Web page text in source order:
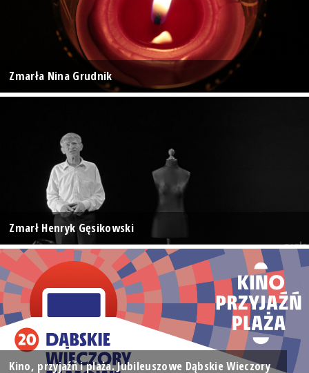
Zmarła Nina Grudnik
Zmarł Henryk Gęsikowski
Kino, przyjaźń i plaża. Jubileuszowe Dąbskie Wieczory